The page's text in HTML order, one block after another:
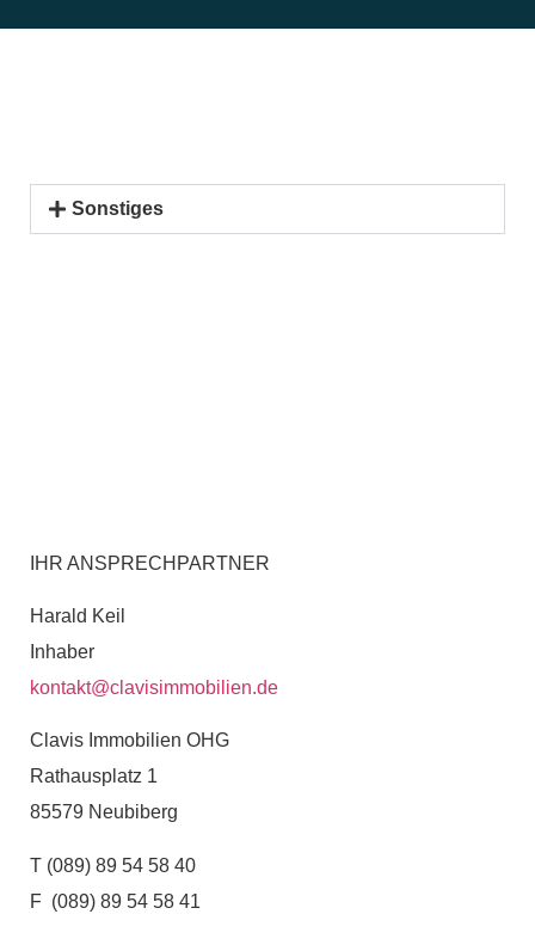
Sonstiges
IHR ANSPRECHPARTNER
Harald Keil
Inhaber
kontakt@clavisimmobilien.de
Clavis Immobilien OHG
Rathausplatz 1
85579 Neubiberg
T (089) 89 54 58 40
F (089) 89 54 58 41